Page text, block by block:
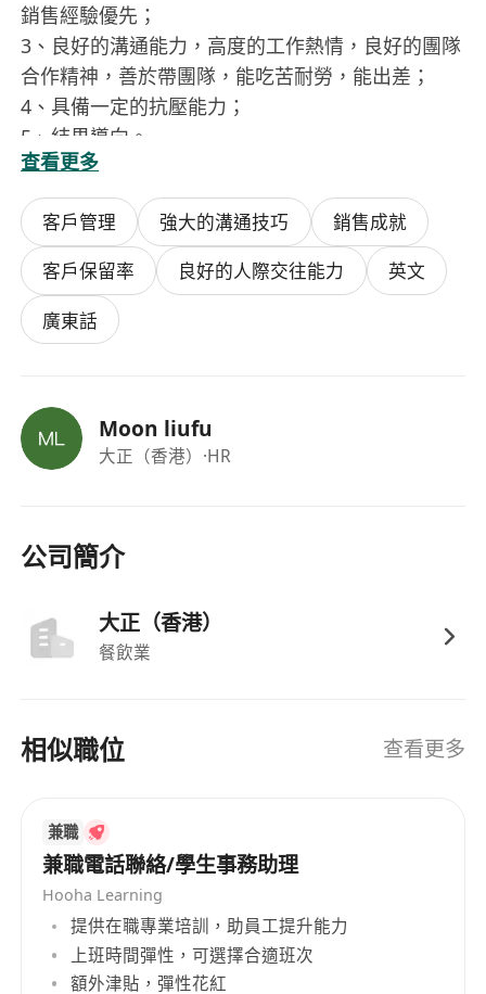
銷售經驗優先；
3、良好的溝通能力，高度的工作熱情，良好的團隊
合作精神，善於帶團隊，能吃苦耐勞，能出差；
4、具備一定的抗壓能力；
5、結果導向。
查看更多
客戶管理 強大的溝通技巧
銷售成就
客戶保留率
良好的人際交往能力
英文
廣東話
Moon liufu
大正（香港） ·HR
公司簡介
大正（香港）
餐飲業
相似職位 查看更多
兼職
兼職電話聯絡/學生事務助理
Hooha Learning
提供在職專業培訓，助員工提升能力
上班時間彈性，可選擇合適班次
額外津貼，彈性花紅